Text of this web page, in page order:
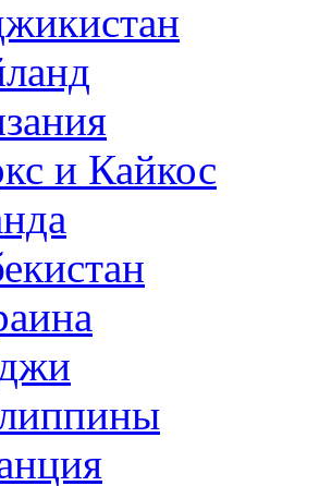
и Кайкос